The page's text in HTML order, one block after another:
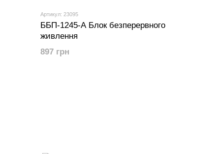
Артикул: 23095
ББП-1245-A Блок безперервного
живлення
897 грн